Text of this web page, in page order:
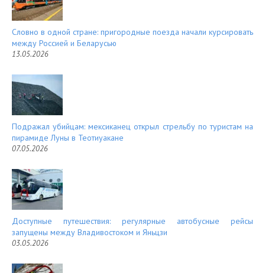
Словно в одной стране: пригородные поезда начали курсировать
между Россией и Беларусью
13.05.2026
Подражал убийцам: мексиканец открыл стрельбу по туристам на
пирамиде Луны в Теотиуакане
07.05.2026
Доступные путешествия: регулярные автобусные рейсы
запущены между Владивостоком и Яньцзи
03.05.2026